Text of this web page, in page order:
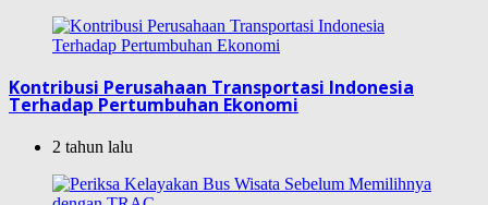
Kontribusi Perusahaan Transportasi Indonesia
Terhadap Pertumbuhan Ekonomi
2 tahun lalu